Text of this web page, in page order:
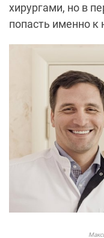
хирургами, но в
попасть именно к